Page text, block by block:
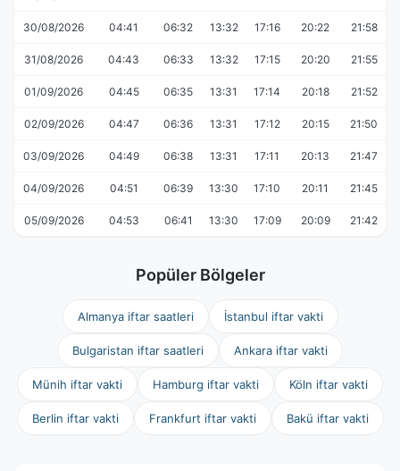
30/08/2026 04:41 06:32 13:32 17:16 20:22 21:58
31/08/2026 04:43 06:33 13:32 17:15 20:20 21:55
01/09/2026 04:45 06:35 13:31 17:14 20:18 21:52
02/09/2026 04:47 06:36 13:31 17:12 20:15 21:50
03/09/2026 04:49 06:38 13:31 17:11 20:13 21:47
04/09/2026 04:51 06:39 13:30 17:10 20:11 21:45
05/09/2026 04:53 06:41 13:30 17:09 20:09 21:42
Popüler Bölgeler
Almanya iftar saatleri İstanbul iftar vakti
Bulgaristan iftar saatleri Ankara iftar vakti
Münih iftar vakti Hamburg iftar vakti Köln iftar vakti
Berlin iftar vakti Frankfurt iftar vakti Bakü iftar vakti